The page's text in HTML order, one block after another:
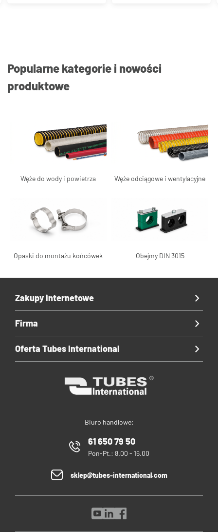
Popularne kategorie i nowości
produktowe
Węże do wody i powietrza Węże odciągowe i wentylacyjne
Opaski do montażu końcówek Obejmy DIN 3015
Biuro handlowe:
61 650 79 50
Pon-Pt.: 8.00 - 16.00
sklep@tubes-international.com
Zakupy internetowe
Firma
Oferta Tubes International